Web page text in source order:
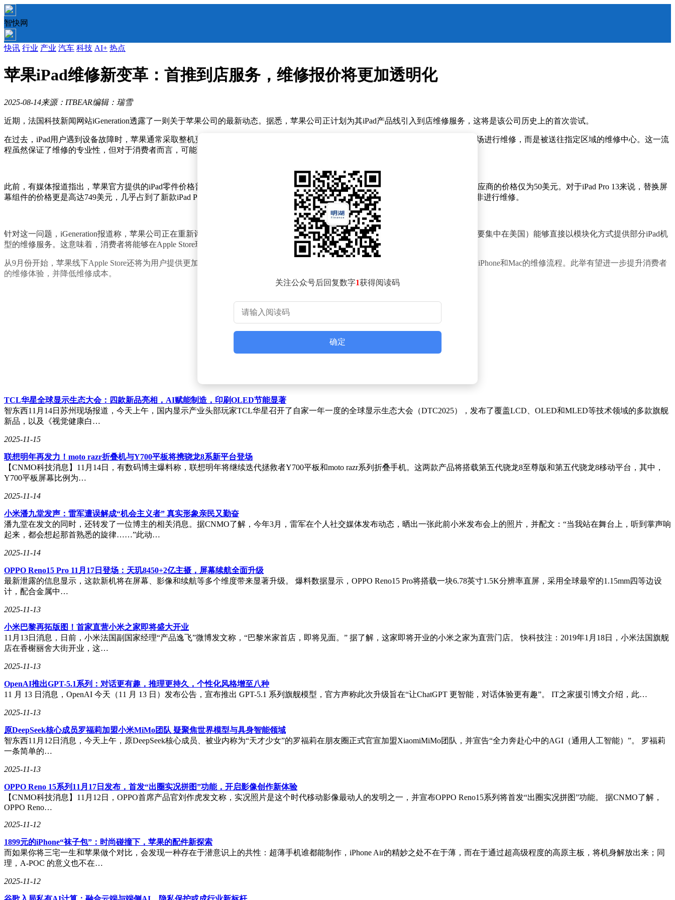
智快网
快讯 行业 产业 汽车 科技 AI+ 热点
苹果iPad维修新变革：首推到店服务，维修报价将更加透明化
2025-08-14来源：ITBEAR编辑：瑞雪
近期，法国科技新闻网站iGeneration透露了一则关于苹果公司的最新动态。据悉，苹果公司正计划为其iPad产品线引入到店维修服务，这将是该公司历史上的首次尝试。
在过去，iPad用户遇到设备故障时，苹果通常采取整机更换的方式，并按照超出保修期的最高价格进行收费。这些故障设备并不会在现场进行维修，而是被送往指定区域的维修中心。这一流
程虽然保证了维修的专业性，但对于消费者而言，可能面临较高的维修成本。
此前，有媒体报道指出，苹果官方提供的iPad零件价格普遍偏高。例如，iPad A16的触摸屏模块在苹果官方售价为200美元，而第三方供应商的价格仅为50美元。对于iPad Pro 13来说，替换屏
幕组件的价格更是高达749美元，几乎占到了新款iPad Pro售价的57%。这导致许多消费者在面临维修选择时，更倾向于购买新款设备而非进行维修。
针对这一问题，iGeneration报道称，苹果公司正在重新评估其Apple Store的iPad维修政策。预计到今年年底，将有约30家Apple Store（主要集中在美国）能够直接以模块化方式提供部分iPad机
型的维修服务。这意味着，消费者将能够在Apple Store现场获得更加灵活和高效的维修体验。
从9月份开始，苹果线下Apple Store还将为用户提供更加精准的维修报价服务。这一改变将使得iPad维修的收费更加透明和严谨，类似于iPhone和Mac的维修流程。此举有望进一步提升消费者
的维修体验，并降低维修成本。
关注公众号后回复数字1获得阅读码
确定
TCL华星全球显示生态大会：四款新品亮相，AI赋能制造，印刷OLED节能显著
智东西11月14日苏州现场报道，今天上午，国内显示产业头部玩家TCL华星召开了自家一年一度的全球显示生态大会（DTC2025），发布了覆盖LCD、OLED和MLED等技术领域的多款旗舰
新品，以及《视觉健康白…
2025-11-15
联想明年再发力！moto razr折叠机与Y700平板将携骁龙8系新平台登场
【CNMO科技消息】11月14日，有数码博主爆料称，联想明年将继续迭代拯救者Y700平板和moto razr系列折叠手机。这两款产品将搭载第五代骁龙8至尊版和第五代骁龙8移动平台，其中，
Y700平板屏幕比例为…
2025-11-14
小米潘九堂发声：雷军遭误解成“机会主义者” 真实形象亲民又勤奋
潘九堂在发文的同时，还转发了一位博主的相关消息。据CNMO了解，今年3月，雷军在个人社交媒体发布动态，晒出一张此前小米发布会上的照片，并配文：“当我站在舞台上，听到掌声响
起来，都会想起那首熟悉的旋律……”此动…
2025-11-14
OPPO Reno15 Pro 11月17日登场：天玑8450+2亿主摄，屏幕续航全面升级
最新泄露的信息显示，这款新机将在屏幕、影像和续航等多个维度带来显著升级。 爆料数据显示，OPPO Reno15 Pro将搭载一块6.78英寸1.5K分辨率直屏，采用全球最窄的1.15mm四等边设
计，配合金属中…
2025-11-13
​小米巴黎再拓版图！首家直营小米之家即将盛大开业​
11月13日消息，日前，小米法国副国家经理“产品逸飞”微博发文称，“巴黎米家首店，即将见面。” 据了解，这家即将开业的小米之家为直营门店。 快科技注：2019年1月18日，小米法国旗舰
店在香榭丽舍大街开业，这…
2025-11-13
OpenAI推出GPT-5.1系列：对话更有趣，推理更持久，个性化风格增至八种
11 月 13 日消息，OpenAI 今天（11 月 13 日）发布公告，宣布推出 GPT-5.1 系列旗舰模型，官方声称此次升级旨在“让ChatGPT 更智能，对话体验更有趣”。 IT之家援引博文介绍，此…
2025-11-13
原DeepSeek核心成员罗福莉加盟小米MiMo团队 疑聚焦世界模型与具身智能领域
智东西11月12日消息，今天上午，原DeepSeek核心成员、被业内称为“天才少女”的罗福莉在朋友圈正式官宣加盟XiaomiMiMo团队，并宣告“全力奔赴心中的AGI（通用人工智能）”。 罗福莉
一条简单的…
2025-11-13
OPPO Reno 15系列11月17日发布，首发“出圈实况拼图”功能，开启影像创作新体验
【CNMO科技消息】11月12日，OPPO首席产品官刘作虎发文称，实况照片是这个时代移动影像最动人的发明之一，并宣布OPPO Reno15系列将首发“出圈实况拼图”功能。 据CNMO了解，
OPPO Reno…
2025-11-12
1899元的iPhone“袜子包”：时尚碰撞下，苹果的配件新探索
而如果你将三宅一生和苹果做个对比，会发现一种存在于潜意识上的共性：超薄手机谁都能制作，iPhone Air的精妙之处不在于薄，而在于通过超高级程度的高原主板，将机身解放出来；同
理，A-POC 的意义也不在…
2025-11-12